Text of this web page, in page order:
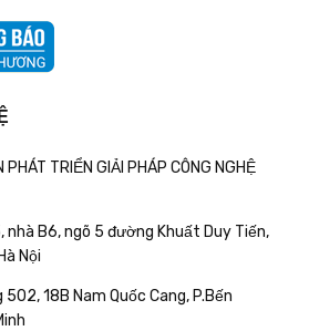
PHÁT TRIỂN GIẢI PHÁP CÔNG NGHỆ
nhà B6, ngõ 5 đường Khuất Duy Tiến,
Nội
502, 18B Nam Quốc Cang, P.Bến